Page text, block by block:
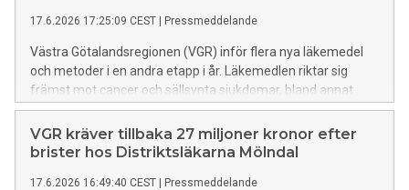
17.6.2026 17:25:09 CEST | Pressmeddelande
Västra Götalandsregionen (VGR) inför flera nya läkemedel
och metoder i en andra etapp i år. Läkemedlen riktar sig
främst mot cancer och sällsynta sjukdomar, bland annat
livmoderhalscancer, lungcancer, nasofarynxcancer, lymfom
och en ovanlig njursjukdom.
VGR kräver tillbaka 27 miljoner kronor efter
brister hos Distriktsläkarna Mölndal
17.6.2026 16:49:40 CEST | Pressmeddelande